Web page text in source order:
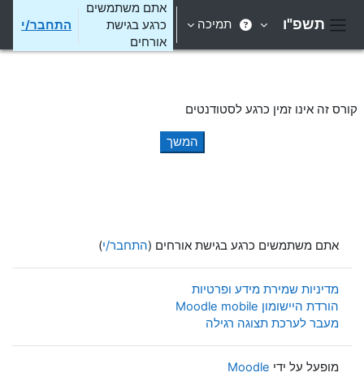
תשפ"ו תמיכה
אתם משתמשים
כרגע בגישת
אורחים
התחבר/י
קורס זה אינו זמין כרגע לסטודנטים
המשך
אתם משתמשים כרגע בגישת אורחים (התחבר/י)
מדיניות שמירת מידע ופרטיות
הורדת היישומון Moodle mobile
מעבר לערכת תצוגה רגילה
מופעל על ידי Moodle